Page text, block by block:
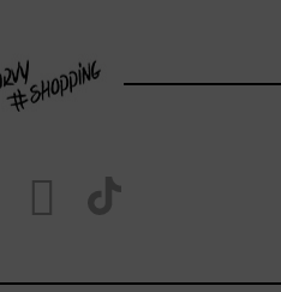
Visit Visit
https://
our